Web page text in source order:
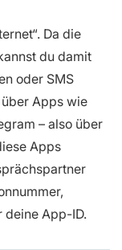
Da die
du damit
oder SMS
Apps wie
– also über
Apps
deine App-ID.